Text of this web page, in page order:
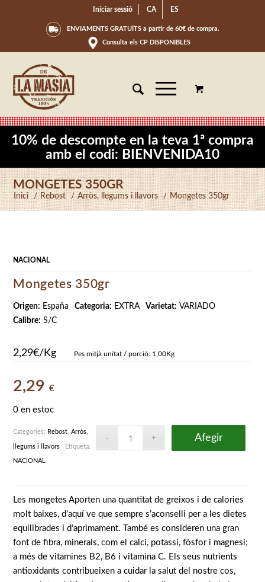
Iniciar sessió CA ES
ENVIAMENTS GRATUÏTS a partir de 60€ de compra.
Consulta els CP DISPONIBLES
10% de descompte en la teva 1ª compra
amb el codi: BIENVENIDA10
MONGETES 350GR
Inici / Rebost / Arròs, llegums i llavors / Mongetes 350gr
NACIONAL
Mongetes 350gr
Origen: España Categoria: EXTRA Varietat: VARIADO
Calibre: S/C
2,29€/Kg Pes mitjà unitat / porció: 1,00Kg
2,29€
0 en estoc
Afegir
Categories: Rebost ,Arròs,
llegums i llavors Etiqueta:
NACIONAL
Les mongetes Aporten una quantitat de greixos i de calories
molt baixes, d’aquí ve que sempre s’aconselli per a les dietes
equilibrades i d’aprimament. També es consideren una gran
font de fibra, minerals, com el calci, potassi, fòsfor i magnesi;
a més de vitamines B2, B6 i vitamina C. Els seus nutrients
antioxidants contribueixen a cuidar la salut del nostre cos,